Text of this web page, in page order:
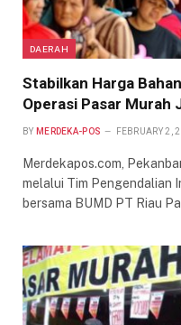
DAERAH
Stabilkan Harga
Operasi Pasar Murah
BY MERDEKA-POS FEBRUARY 2,
Merdekapos.com,
melalui Tim Pengendalian
bersama BUMD PT Riau